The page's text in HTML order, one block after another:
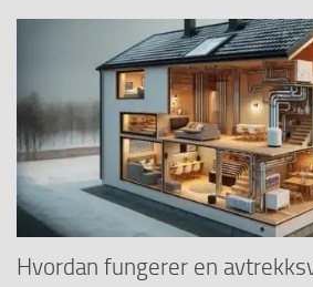
Hvordan fungerer en